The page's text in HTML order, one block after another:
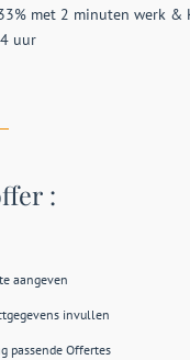
met 2 minuten werk &
uur
:
aangeven
invullen
passende Offertes